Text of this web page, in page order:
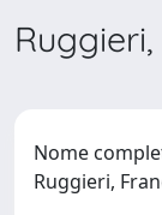
Nome
Ruggieri,